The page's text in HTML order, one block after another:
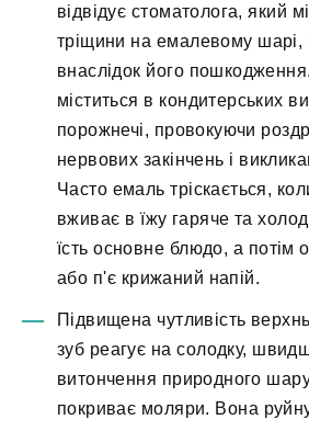
відвідує стоматолога, який
тріщини на емалевому шарі,
внаслідок його
міститься в кондитерських
порожнечі, провокуючи
нервових закінчень і
Часто емаль тріскається,
вживає в їжу гаряче та
їсть основне блюдо, а потім
або п'є крижаний напій.
Підвищена чутливість
зуб реагує на солодку,
витончення природного
покриває моляри. Вона